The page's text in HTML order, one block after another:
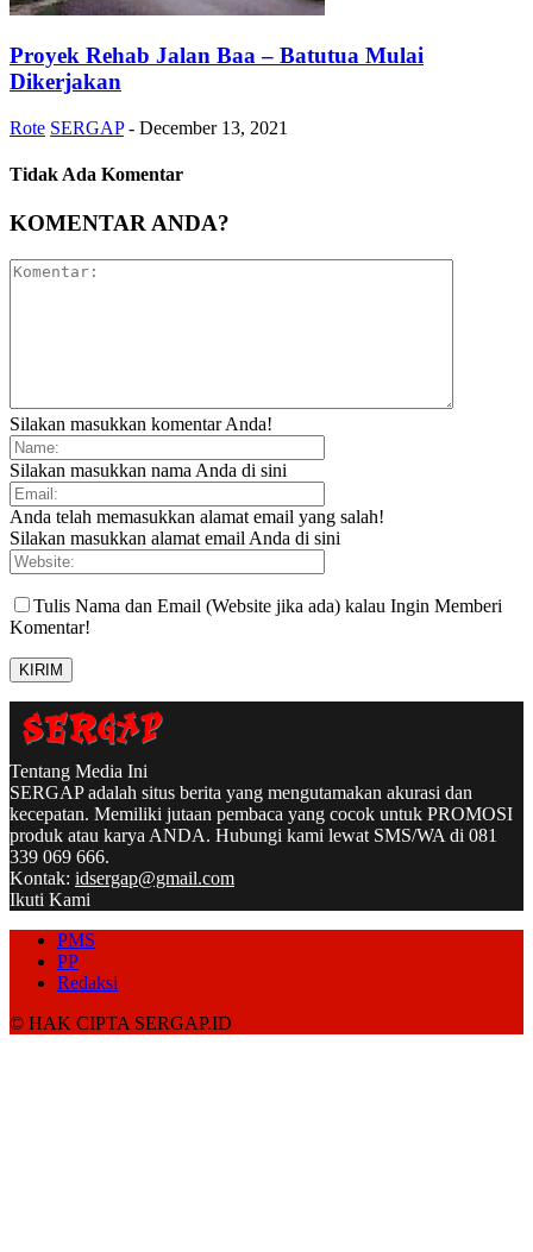
Proyek Rehab Jalan Baa – Batutua Mulai
Dikerjakan
Rote SERGAP - December 13, 2021
Tidak Ada Komentar
KOMENTAR ANDA?
Silakan masukkan komentar Anda!
Silakan masukkan nama Anda di sini
Anda telah memasukkan alamat email yang salah!
Silakan masukkan alamat email Anda di sini
Tulis Nama dan Email (Website jika ada) kalau Ingin Memberi
Komentar!
Tentang Media Ini
SERGAP adalah situs berita yang mengutamakan akurasi dan
kecepatan. Memiliki jutaan pembaca yang cocok untuk PROMOSI
produk atau karya ANDA. Hubungi kami lewat SMS/WA di 081
339 069 666.
Kontak: idsergap@gmail.com
Ikuti Kami
PMS
PP
Redaksi
© HAK CIPTA SERGAP.ID